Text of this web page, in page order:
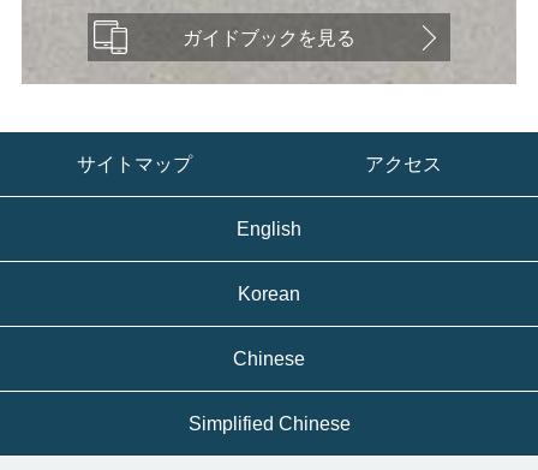
ガイドブックを見る
サイトマップ アクセス
English
Korean
Chinese
Simplified Chinese